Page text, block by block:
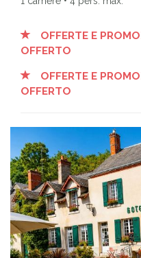
OFFERTE E
OFFERTO
OFFERTE E
OFFERTO